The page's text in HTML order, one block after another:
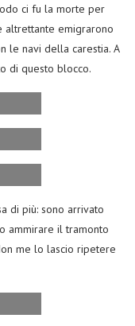
ci fu la morte per
altrettante emigrarono
le navi della carestia. A
di questo blocco.
di più: sono arrivato
ammirare il tramonto
me lo lascio ripetere